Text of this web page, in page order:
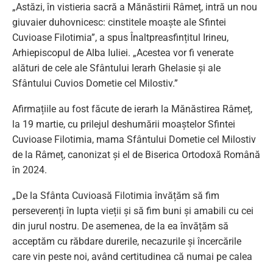
„Astăzi, în vistieria sacră a Mănăstirii Râmeț, intră un nou
giuvaier duhovnicesc: cinstitele moaște ale Sfintei
Cuvioase Filotimia”, a spus Înaltpreasfințitul Irineu,
Arhiepiscopul de Alba Iuliei. „Acestea vor fi venerate
alături de cele ale Sfântului Ierarh Ghelasie și ale
Sfântului Cuvios Dometie cel Milostiv.”
Afirmațiile au fost făcute de ierarh la Mănăstirea Râmeț,
la 19 martie, cu prilejul deshumării moaștelor Sfintei
Cuvioase Filotimia, mama Sfântului Dometie cel Milostiv
de la Râmeț, canonizat și el de Biserica Ortodoxă Română
în 2024.
„De la Sfânta Cuvioasă Filotimia învățăm să fim
perseverenți în lupta vieții și să fim buni și amabili cu cei
din jurul nostru. De asemenea, de la ea învățăm să
acceptăm cu răbdare durerile, necazurile și încercările
care vin peste noi, având certitudinea că numai pe calea